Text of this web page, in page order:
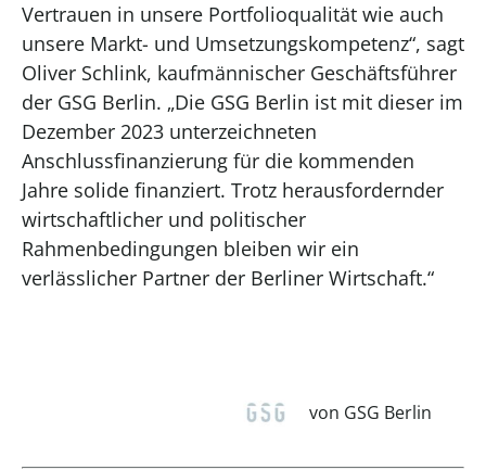
Vertrauen in unsere Portfolioqualität wie auch
unsere Markt- und Umsetzungskompetenz“, sagt
Oliver Schlink, kaufmännischer Geschäftsführer
der GSG Berlin. „Die GSG Berlin ist mit dieser im
Dezember 2023 unterzeichneten
Anschlussfinanzierung für die kommenden
Jahre solide finanziert. Trotz herausfordernder
wirtschaftlicher und politischer
Rahmenbedingungen bleiben wir ein
verlässlicher Partner der Berliner Wirtschaft.“
von GSG Berlin